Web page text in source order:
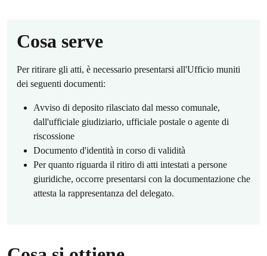
Cosa serve
Per ritirare gli atti, è necessario presentarsi all'Ufficio muniti
dei seguenti documenti:
Avviso di deposito rilasciato dal messo comunale,
dall'ufficiale giudiziario, ufficiale postale o agente di
riscossione
Documento d'identità in corso di validità
Per quanto riguarda il ritiro di atti intestati a persone
giuridiche, occorre presentarsi con la documentazione che
attesta la rappresentanza del delegato.